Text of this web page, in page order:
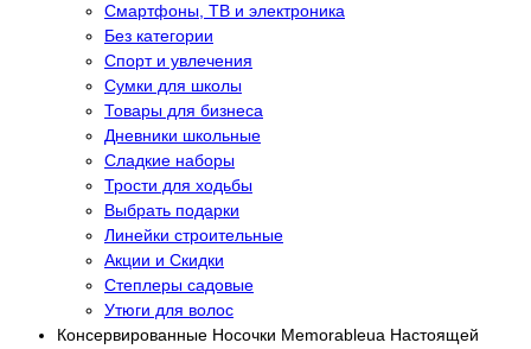
Смартфоны, ТВ и электроника
Без категории
Спорт и увлечения
Сумки для школы
Товары для бизнеса
Дневники школьные
Сладкие наборы
Трости для ходьбы
Выбрать подарки
Линейки строительные
Акции и Скидки
Степлеры садовые
Утюги для волос
Консервированные Носочки Memorableua Настоящей